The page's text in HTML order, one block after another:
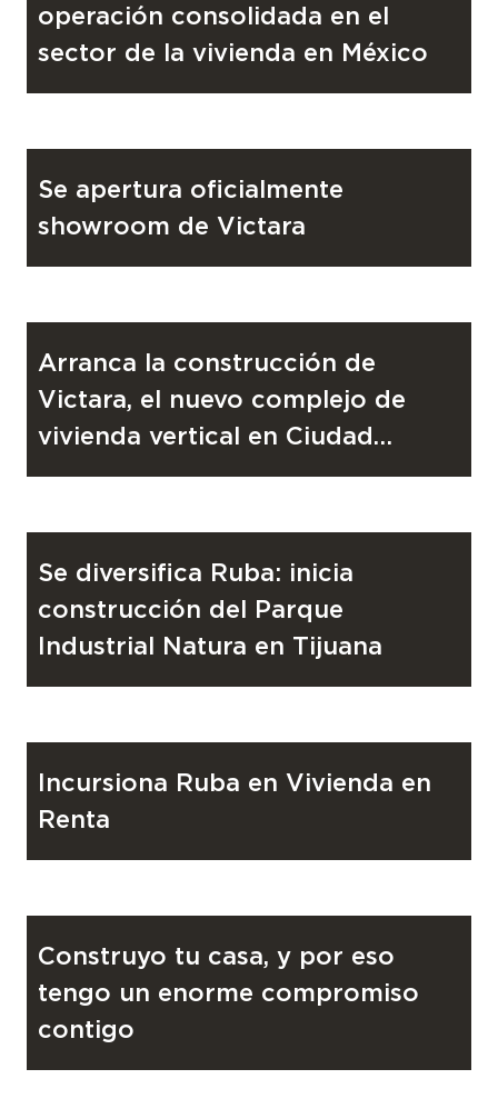
operación consolidada en el
sector de la vivienda en México
18 de noviembre de 2025
Se apertura oficialmente
showroom de Victara
4 de junio de 2025
Arranca la construcción de
Victara, el nuevo complejo de
vivienda vertical en Ciudad
Juárez
PROYECTO 21 de noviembre de 2024
Se diversifica Ruba: inicia
construcción del Parque
Industrial Natura en Tijuana
PROYECTO 15 de noviembre de 2024
Incursiona Ruba en Vivienda en
Renta
PROYECTO
Construyo tu casa, y por eso
tengo un enorme compromiso
contigo